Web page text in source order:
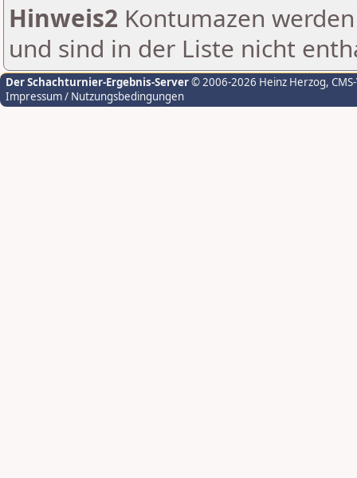
Hinweis2 Kontumazen
und sind in der Liste nicht
Der Schachturnier-Ergebnis-Server© 2006-2026 Heinz Herzog,
Impressum / Nutzungsbedingungen